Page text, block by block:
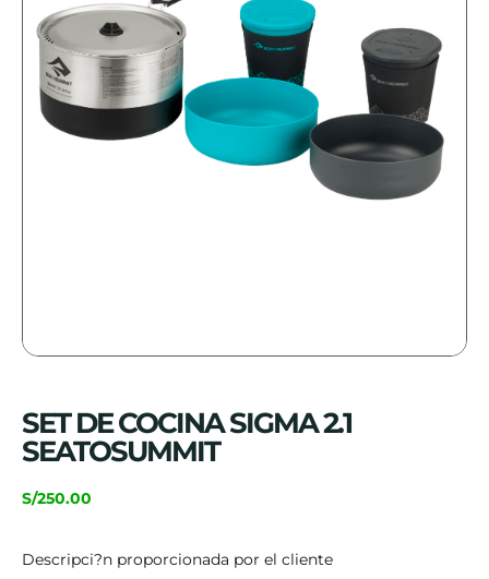
SET DE COCINA SIGMA 2.1
SEATOSUMMIT
S/250.00
Descripci?n proporcionada por el cliente